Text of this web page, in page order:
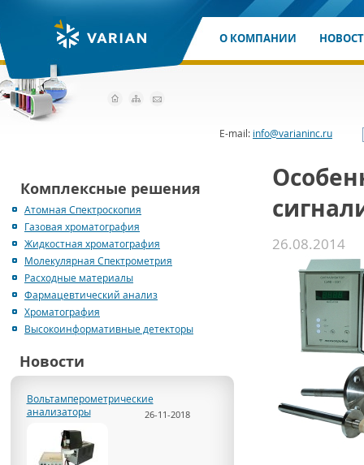
О КОМПАНИИ
E-mail: info@varianinc.ru
Комплексные решения
Атомная Спектроскопия
Газовая хроматография
Жидкостная хроматография
Молекулярная Спектрометрия
Расходные материалы
Фармацевтический анализ
Хроматография
Высокоинформативные детекторы
Новости
Вольтамперометрические
анализаторы
26-11-2018
26.08.2014